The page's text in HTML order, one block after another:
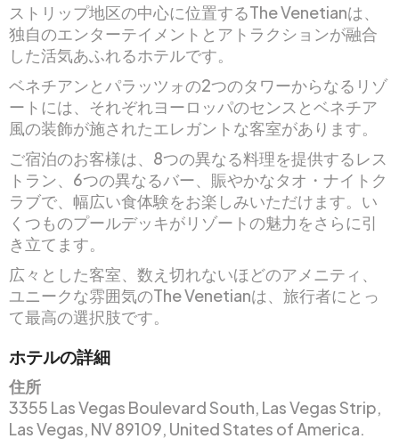
ストリップ地区の中心に位置するThe Venetianは、
独自のエンターテイメントとアトラクションが融合
した活気あふれるホテルです。
ベネチアンとパラッツォの2つのタワーからなるリゾ
ートには、それぞれヨーロッパのセンスとベネチア
風の装飾が施されたエレガントな客室があります。
ご宿泊のお客様は、8つの異なる料理を提供するレス
トラン、6つの異なるバー、賑やかなタオ・ナイトク
ラブで、幅広い食体験をお楽しみいただけます。い
くつものプールデッキがリゾートの魅力をさらに引
き立てます。
広々とした客室、数え切れないほどのアメニティ、
ユニークな雰囲気のThe Venetianは、旅行者にとっ
て最高の選択肢です。
ホテルの詳細
住所
3355 Las Vegas Boulevard South, Las Vegas Strip,
Las Vegas, NV 89109, United States of America.